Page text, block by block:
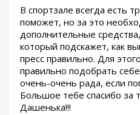
В спортзале всегда есть
поможет, но за это
дополнительные
который подскажет, как
пресс правильно. Для
правильно подобрать
очень-очень рада, если
Большое тебе спасибо за
Дашенька!!!